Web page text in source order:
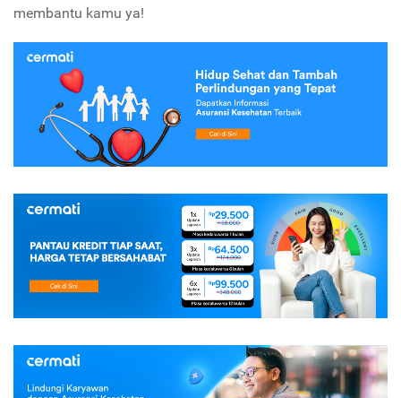
membantu kamu ya!